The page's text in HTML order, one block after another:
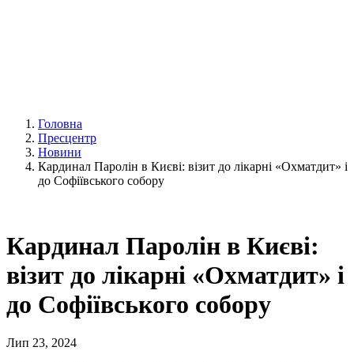
Головна
Пресцентр
Новини
Кардинал Паролін в Києві: візит до лікарні «Охматдит» і
до Софіївського собору
Кардинал Паролін в Києві:
візит до лікарні «Охматдит» і
до Софіївського собору
Лип 23, 2024